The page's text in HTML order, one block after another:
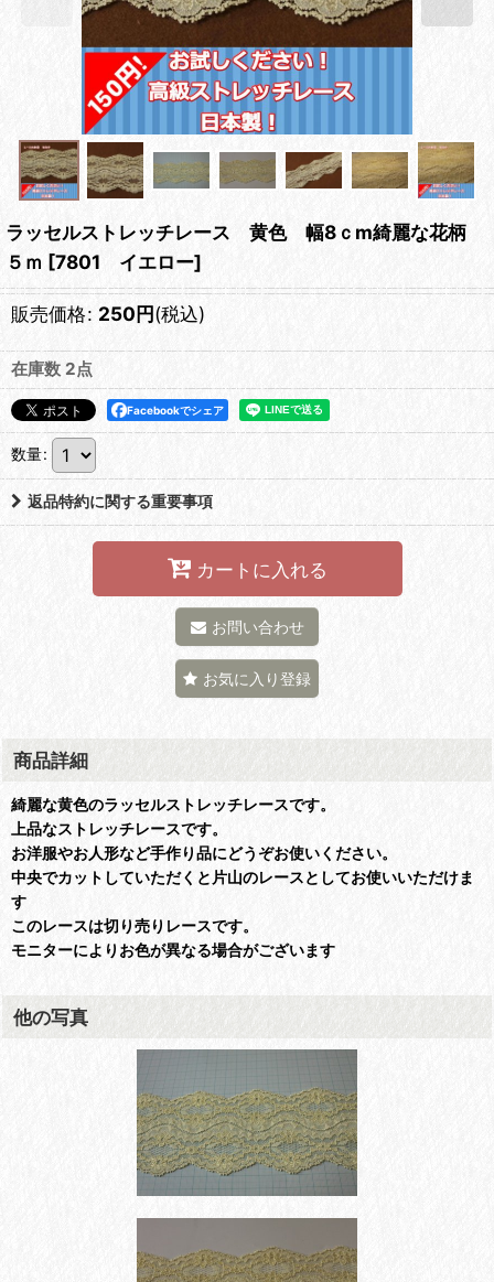
ラッセルストレッチレース 黄色 幅8ｃm綺麗な花柄
５ｍ [7801 イエロー]
販売価格: 250円(税込)
在庫数 2点
Facebookでシェア
数量:
返品特約に関する重要事項
カートに入れる
お問い合わせ
お気に入り登録
商品詳細
綺麗な黄色のラッセルストレッチレースです。
上品なストレッチレースです。
お洋服やお人形など手作り品にどうぞお使いください。
中央でカットしていただくと片山のレースとしてお使いいただけま
す
このレースは切り売りレースです。
モニターによりお色が異なる場合がございます
他の写真